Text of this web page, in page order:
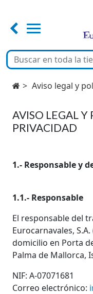
DISFRACES
Aviso legal y
AVISO LEGAL Y
PRIVACIDAD
1.- Responsable y
1.1.- Responsable
El responsable del
Eurocarnavales,
domicilio en Porta
Palma de Mallorca,
NIF: A-07071681
Correo electrónico: